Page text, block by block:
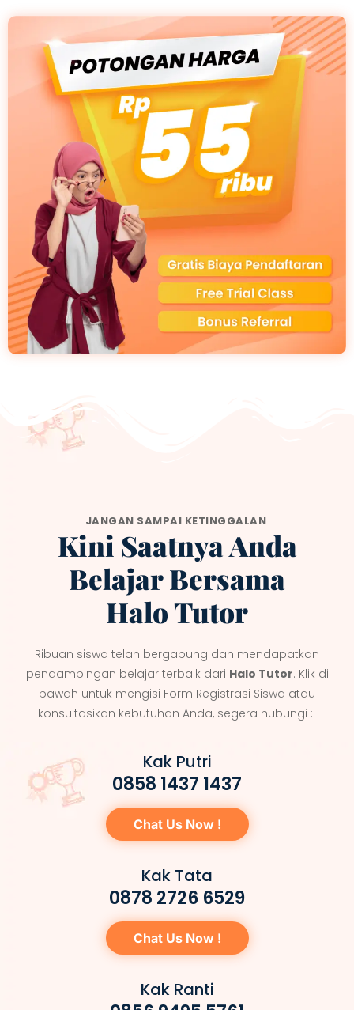
JANGAN SAMPAI KETINGGALAN
Kini Saatnya Anda
Belajar Bersama
Halo Tutor
Ribuan siswa telah bergabung dan mendapatkan
pendampingan belajar terbaik dari Halo Tutor. Klik di
bawah untuk mengisi Form Registrasi Siswa atau
konsultasikan kebutuhan Anda, segera hubungi :
Kak Putri
0858 1437 1437
Chat Us Now !
Kak Tata
0878 2726 6529
Chat Us Now !
Kak Ranti